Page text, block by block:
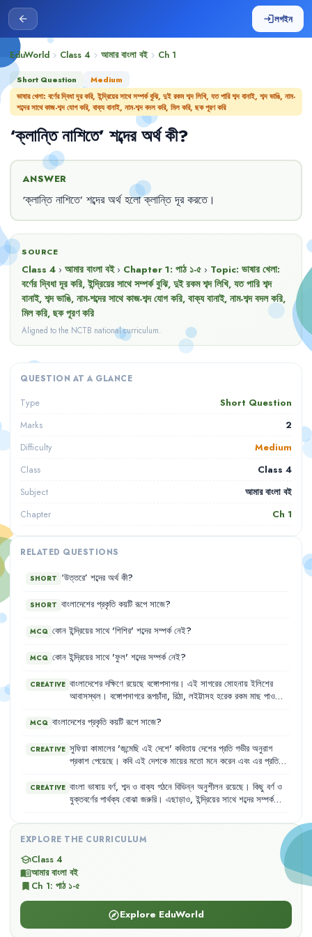
arrow_back loginলগইন
EduWorld chevron_right Class 4 chevron_right আমার বাংলা বই chevron_right Ch 1
Short Question
Medium
ভাষার খেলা: বর্ণের দ্বিধা দূর করি, ইন্দ্রিয়ের সাথে সম্পর্ক বুঝি, দুই রকম শব্দ লিখি, যত পারি শব্দ বানাই, শব্দ ভাঙি, নাম-
শব্দের সাথে কাজ-শব্দ যোগ করি, বাক্য বানাই, নাম-শব্দ বদল করি, মিল করি, ছক পূরণ করি
‘ক্লান্তি নাশিতে’ শব্দের অর্থ কী?
ANSWER
‘ক্লান্তি নাশিতে’ শব্দের অর্থ হলো ক্লান্তি দূর করতে।
SOURCE
Class 4 › আমার বাংলা বই › Chapter 1: পাঠ ১-৫ › Topic: ভাষার খেলা:
বর্ণের দ্বিধা দূর করি, ইন্দ্রিয়ের সাথে সম্পর্ক বুঝি, দুই রকম শব্দ লিখি, যত পারি শব্দ
বানাই, শব্দ ভাঙি, নাম-শব্দের সাথে কাজ-শব্দ যোগ করি, বাক্য বানাই, নাম-শব্দ বদল করি,
মিল করি, ছক পূরণ করি
Aligned to the NCTB national curriculum.
QUESTION AT A GLANCE
Type Short Question
Marks 2
Difficulty Medium
Class Class 4
Subject আমার বাংলা বই
Chapter Ch 1
RELATED QUESTIONS
SHORT ‘উত্তরে’ শব্দের অর্থ কী?
SHORT বাংলাদেশের প্রকৃতি কয়টি রূপে সাজে?
MCQ কোন ইন্দ্রিয়ের সাথে 'শিশির' শব্দের সম্পর্ক নেই?
MCQ কোন ইন্দ্রিয়ের সাথে 'ফুল' শব্দের সম্পর্ক নেই?
CREATIVE বাংলাদেশের দক্ষিণে রয়েছে বঙ্গোপসাগর । এই সাগরের মোহনায় ইলিশের
আবাসস্থল । বঙ্গোপসাগরে রূপচাঁদা, রিঠা, লইট্টাসহ হরেক রকম মাছ পাওয়া
MCQ বাংলাদেশের প্রকৃতি কয়টি রূপে সাজে?
CREATIVE সুফিয়া কামালের 'জন্মেছি এই দেশে' কবিতায় দেশের প্রতি গভীর অনুরাগ
প্রকাশ পেয়েছে । কবি এই দেশকে মায়ের মতো মনে করেন এবং এর প্রতিটি
গৌরবের সাথে মাথা উঁচু করে মানুষ হওয়ার স্বপ্ন দেখেন।
CREATIVE বাংলা ভাষায় বর্ণ, শব্দ ও বাক্য গঠনে বিভিন্ন অনুশীলন রয়েছে । কিছু বর্ণ ও
যুক্তবর্ণের পার্থক্য বোঝা জরুরি । এছাড়াও, ইন্দ্রিয়ের সাথে শব্দের সম্পর্ক
যায়। শব্দ ভাঙার মাধ্যমে শব্দের গঠনও বোঝা যায়, যেমন 'মন্দ' ও 'মুগ্ধ'।
EXPLORE THE CURRICULUM
schoolClass 4
menu_bookআমার বাংলা বই
bookmark Ch 1: পাঠ ১-৫
exploreExplore EduWorld